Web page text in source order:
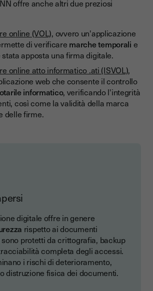
offre anche altri due preziosi
online (VOL), ovvero un'applicazione
di verificare marche temporali e
apposta una firma digitale.
online atto informatico .ati (ISVOL),
web che consente il controllo
informatico, verificando l'integrità
così come la validità della marca
delle firme.
digitale offre in genere
rispetto ai documenti
protetti da crittografia, backup
completa degli accessi.
i rischi di deterioramento,
distruzione fisica dei documenti.